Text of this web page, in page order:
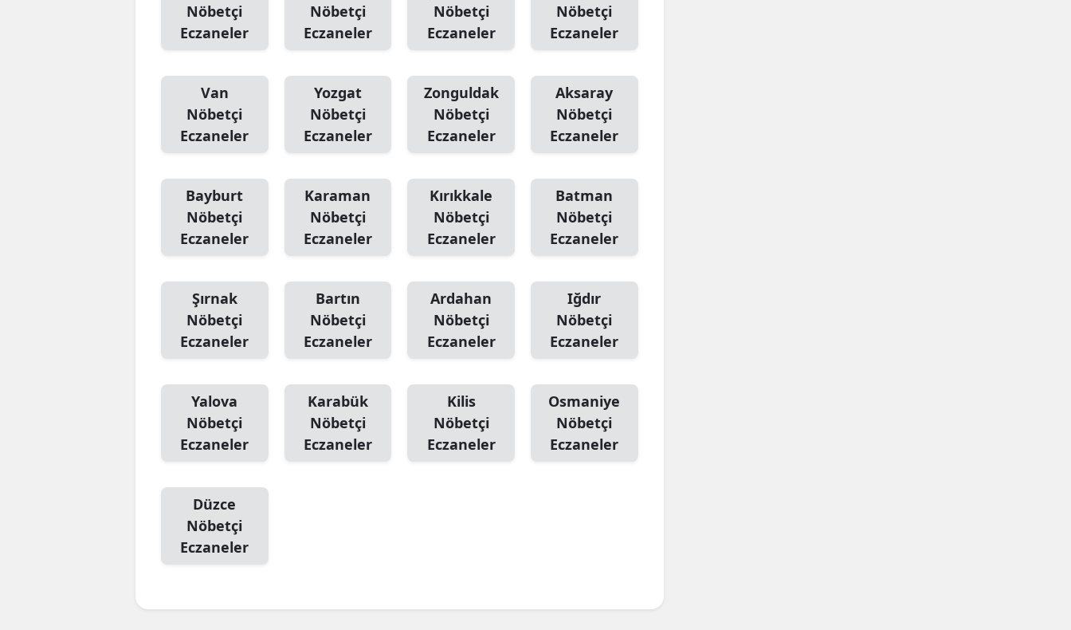
Nöbetçi
Eczaneler
Nöbetçi
Eczaneler
Nöbetçi
Eczaneler
Nöbetçi
Eczaneler
Van
Nöbetçi
Eczaneler
Yozgat
Nöbetçi
Eczaneler
Zonguldak
Nöbetçi
Eczaneler
Aksaray
Nöbetçi
Eczaneler
Bayburt
Nöbetçi
Eczaneler
Karaman
Nöbetçi
Eczaneler
Kırıkkale
Nöbetçi
Eczaneler
Batman
Nöbetçi
Eczaneler
Şırnak
Nöbetçi
Eczaneler
Bartın
Nöbetçi
Eczaneler
Ardahan
Nöbetçi
Eczaneler
Iğdır
Nöbetçi
Eczaneler
Yalova
Nöbetçi
Eczaneler
Karabük
Nöbetçi
Eczaneler
Kilis
Nöbetçi
Eczaneler
Osmaniye
Nöbetçi
Eczaneler
Düzce
Nöbetçi
Eczaneler